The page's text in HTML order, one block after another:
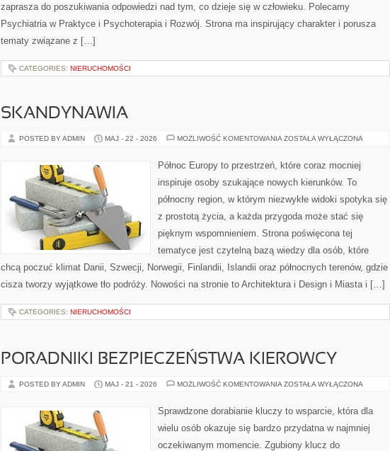
zaprasza do poszukiwania odpowiedzi nad tym, co dzieje się w człowieku. Polecamy
Psychiatria w Praktyce i Psychoterapia i Rozwój. Strona ma inspirujący charakter i porusza
tematy związane z […]
CATEGORIES: NIERUCHOMOŚCI
SKANDYNAWIA
POSTED BY ADMIN MAJ - 22 - 2026 MOŻLIWOŚĆ KOMENTOWANIA SKANDYNAWIA
ZOSTAŁA WYŁĄCZONA
Północ Europy to przestrzeń, które coraz mocniej
inspiruje osoby szukające nowych kierunków. To
północny region, w którym niezwykłe widoki spotyka się
z prostotą życia, a każda przygoda może stać się
pięknym wspomnieniem. Strona poświęcona tej
tematyce jest czytelną bazą wiedzy dla osób, które
chcą poczuć klimat Danii, Szwecji, Norwegii, Finlandii, Islandii oraz północnych terenów, gdzie
cisza tworzy wyjątkowe tło podróży. Nowości na stronie to Architektura i Design i Miasta i […]
CATEGORIES: NIERUCHOMOŚCI
PORADNIKI BEZPIECZEŃSTWA KIEROWCY
POSTED BY ADMIN MAJ - 21 - 2026 MOŻLIWOŚĆ KOMENTOWANIA PORADNIKI
ZOSTAŁA WYŁĄCZONA
Sprawdzone dorabianie kluczy to wsparcie, która dla
wielu osób okazuje się bardzo przydatna w najmniej
oczekiwanym momencie. Zgubiony klucz do